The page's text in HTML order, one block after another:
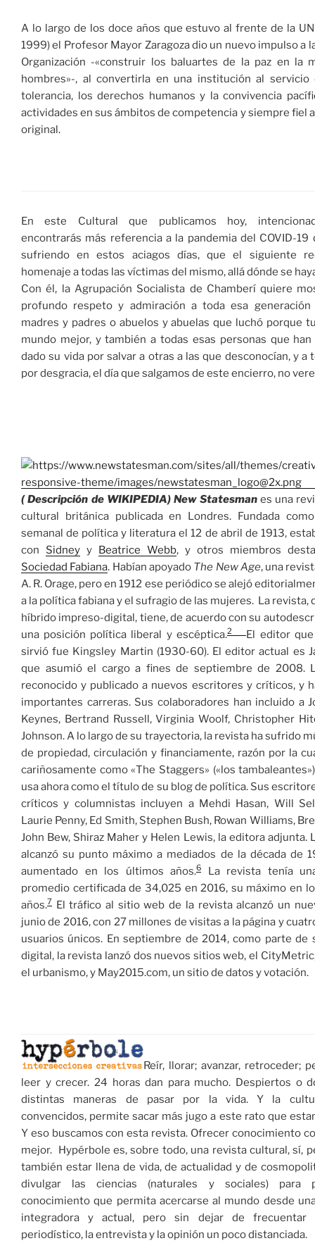
A lo largo de los doce años que estuvo al frente de la
1999) el Profesor Mayor Zaragoza dio un nuevo impulso a
Organización -«construir los baluartes de la paz en la
hombres»-, al convertirla en una institución al servicio
tolerancia, los derechos humanos y la convivencia
actividades en sus ámbitos de competencia y siempre fiel
original.
En este Cultural que publicamos hoy,
encontrarás más referencia a la pandemia del COVID-19
sufriendo en estos aciagos días, que el siguiente
homenaje a todas las víctimas del mismo, allá dónde se
Con él, la Agrupación Socialista de Chamberí quiere
profundo respeto y admiración a toda esa
madres y padres o abuelos y abuelas que luchó porque
mundo mejor, y también a todas esas personas que
dado su vida por salvar a otras a las que desconocían, y a
por desgracia, el día que salgamos de este encierro, no
( Descripción de WIKIPEDIA)New Statesmanes una
cultural británica publicada en Londres. Fundada
semanal de política y literatura el 12 de abril de 1913,
con Sidney y Beatrice Webb, y otros miembros
Sociedad Fabiana. ​ Habían apoyado The New Age, una
A. R. Orage, pero en 1912 ese periódico se alejó
a la política fabiana y el sufragio de las mujeres. La revista,
híbrido impreso-digital, tiene, de acuerdo con su
una posición política liberal y escéptica.2 El editor
sirvió fue Kingsley Martin (1930-60). El editor actual es
que asumió el cargo a fines de septiembre de 2008.
reconocido y publicado a nuevos escritores y críticos, y
importantes carreras. Sus colaboradores han incluido a
Keynes, Bertrand Russell, Virginia Woolf, Christopher
Johnson.A lo largo de su trayectoria, la revista ha sufrido
de propiedad, circulación y financiamente, razón por la
cariñosamente como «The Staggers» («los
usa ahora como el título de su blog de política.​ Sus
críticos y columnistas incluyen a Mehdi Hasan, Will
Laurie Penny, Ed Smith, Stephen Bush, Rowan Williams,
John Bew, Shiraz Maher y Helen Lewis, la editora adjunta.
alcanzó su punto máximo a mediados de la década de
aumentado en los últimos años.6
La revista tenía
promedio certificada de 34,025 en 2016, su máximo en
años.7
El tráfico al sitio web de la revista alcanzó un
junio de 2016, con 27 millones de visitas a la página y
usuarios únicos. En septiembre de 2014, como parte de
digital, la revista lanzó dos nuevos sitios web, el
el urbanismo, y May2015.com, un sitio de datos y votación.
Reír, llorar; avanzar, retroceder;
leer y crecer. 24 horas dan para mucho. Despiertos o
distintas maneras de pasar por la vida. Y la
convencidos, permite sacar más jugo a este rato que
Y eso buscamos con esta revista. Ofrecer conocimiento
mejor. Hypérbole es, sobre todo, una revista cultural, sí,
también estar llena de vida, de actualidad y de
divulgar las ciencias (naturales y sociales) para
conocimiento que permita acercarse al mundo desde
integradora y actual, pero sin dejar de frecuentar
periodístico, la entrevista y la opinión un poco distanciada.